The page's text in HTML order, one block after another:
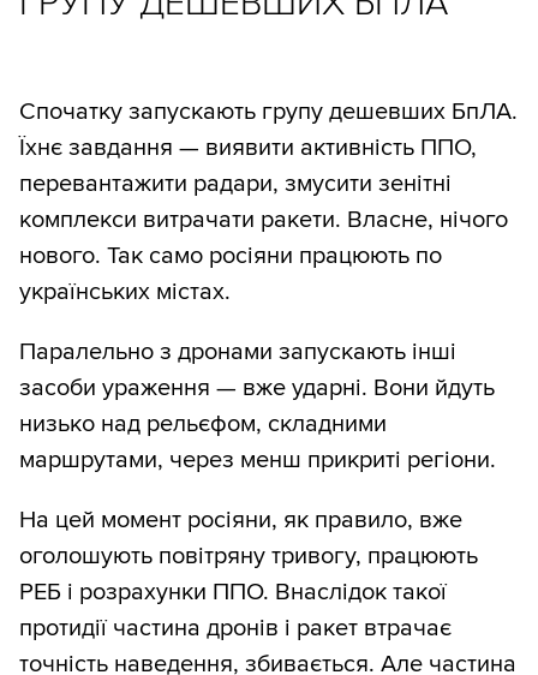
Спочатку запускають групу дешевших БпЛА.
Їхнє завдання — виявити активність ППО,
перевантажити радари, змусити зенітні
комплекси витрачати ракети. Власне, нічого
нового. Так само росіяни працюють по
українських містах.
Паралельно з дронами запускають інші
засоби ураження — вже ударні. Вони йдуть
низько над рельєфом, складними
маршрутами, через менш прикриті регіони.
На цей момент росіяни, як правило, вже
оголошують повітряну тривогу, працюють
РЕБ і розрахунки ППО. Внаслідок такої
протидії частина дронів і ракет втрачає
точність наведення, збивається. Але частина